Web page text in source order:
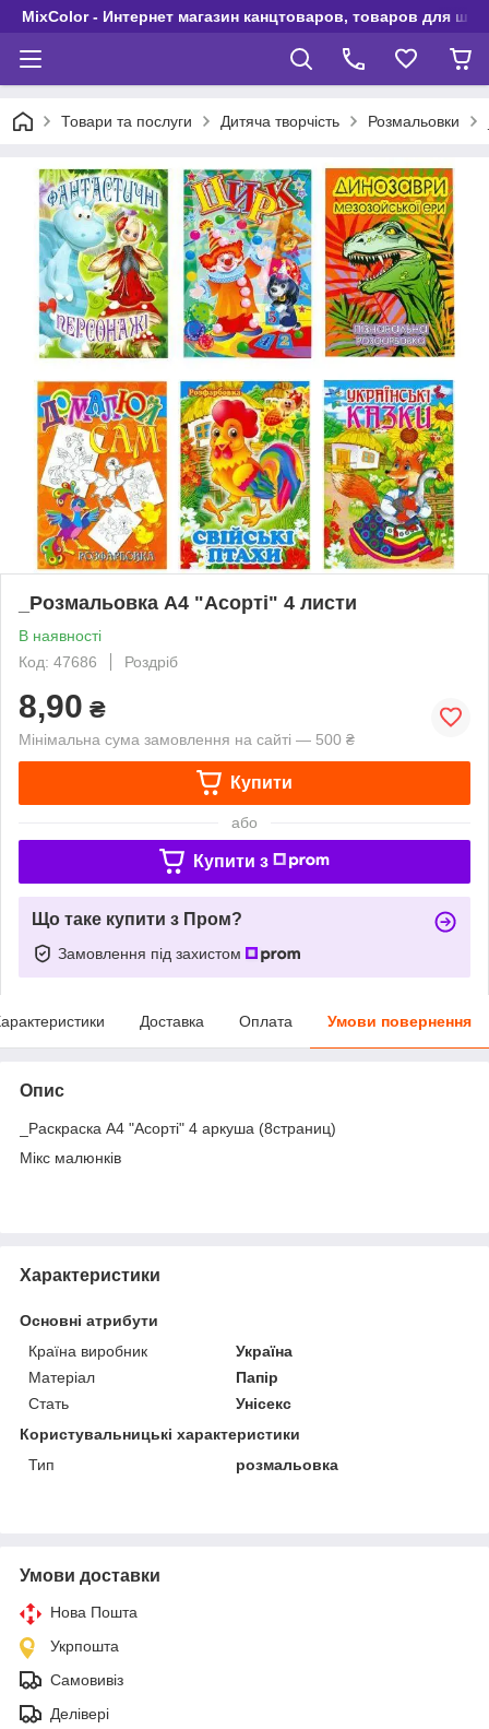
MixColor - Интернет магазин канцтоваров, товаров для
Товари та послуги Дитяча творчість Розмальовки
_Розмальовка А4 "Асорті" 4 листи
В наявності
Код: 47686
Роздріб
8,90 ₴
Мінімальна сума замовлення на сайті — 500 ₴
Купити
або
Купити з
Що таке купити з Пром?
Замовлення під захистом
Доставка Оплата Умови повернення
Опис
_Раскраска А4 "Асорті" 4 аркуша (8страниц)
Мікс малюнків
Характеристики
Основні атрибути
Країна виробник
Україна
Матеріал
Папір
Стать
Унісекс
Користувальницькі характеристики
Тип
розмальовка
Умови доставки
Нова Пошта
Укрпошта
Самовивіз
Делівері